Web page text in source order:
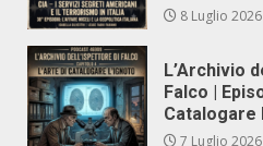
8 Luglio 2026
L’Archivio
Falco |
Catalogare
7 Luglio 2026